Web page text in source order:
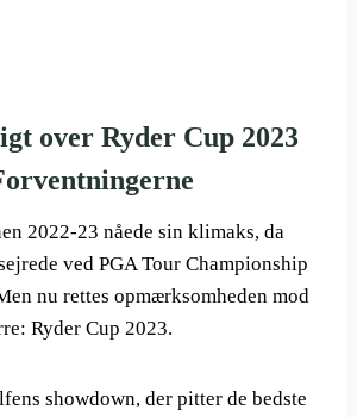
over Ryder Cup 2023
2022-23 nåede sin klimaks, da
ved PGA Tour Championship
nu rettes opmærksomheden mod
Ryder Cup 2023.
showdown, der pitter de bedste